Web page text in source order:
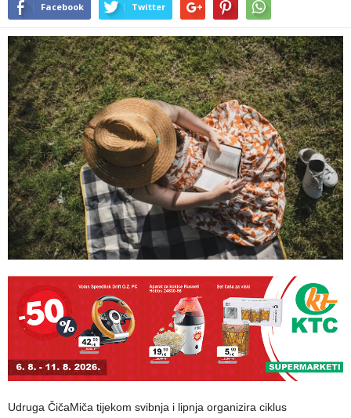
Facebook Twitter
Udruga ČičaMiča tijekom svibnja i lipnja organizira ciklus